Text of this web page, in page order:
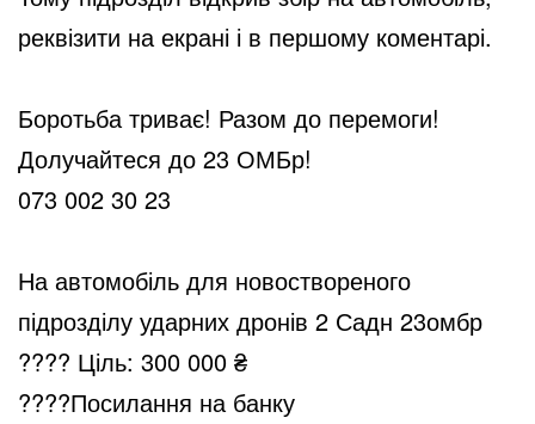
реквізити на екрані і в першому коментарі.
Боротьба триває! Разом до перемоги!
Долучайтеся до 23 ОМБр!
073 002 30 23
На автомобіль для новоствореного
підрозділу ударних дронів 2 Садн 23омбр
???? Ціль: 300 000 ₴
????Посилання на банку